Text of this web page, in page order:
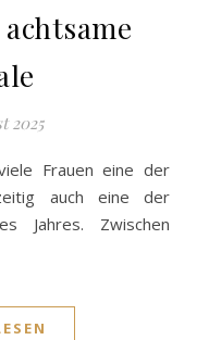
2025
Frauen eine der
auch eine der
Jahres. Zwischen